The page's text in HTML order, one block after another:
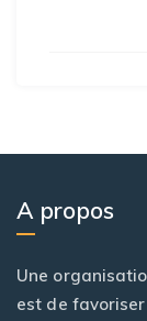
A propos
Une
est de